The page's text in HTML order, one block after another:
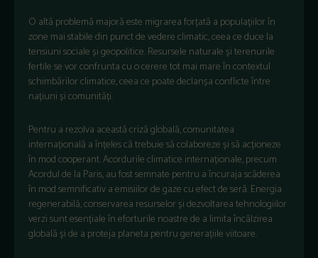
O altă problemă majoră este migrarea forțată a populațiilor în
zone mai stabile din punct de vedere climatic, ceea ce duce la
tensiuni sociale și geopolitice. Resursele naturale și terenurile
fertile se vor confrunta cu o cerere tot mai mare în contextul
schimbărilor climatice, ceea ce poate declanșa conflicte între
națiuni și comunități.
Pentru a rezolva această criză globală, comunitatea
internațională a înțeles că trebuie să colaboreze și să acționeze
în mod cooperant. Acordurile climatice internaționale, precum
Acordul de la Paris, au fost semnate pentru a încuraja scăderea
în mod semnificativ a emisiilor de gaze cu efect de seră. Energia
regenerabilă, conservarea resurselor și dezvoltarea tehnologiilor
verzi sunt esențiale în eforturile noastre de a limita încălzirea
globală și de a proteja planeta pentru generațiile viitoare.